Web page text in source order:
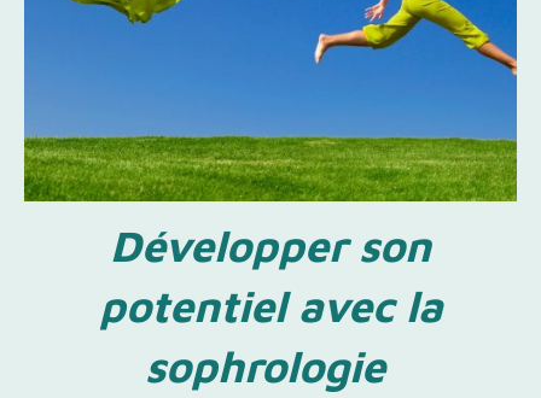
Développer son
potentiel avec la
sophrologie